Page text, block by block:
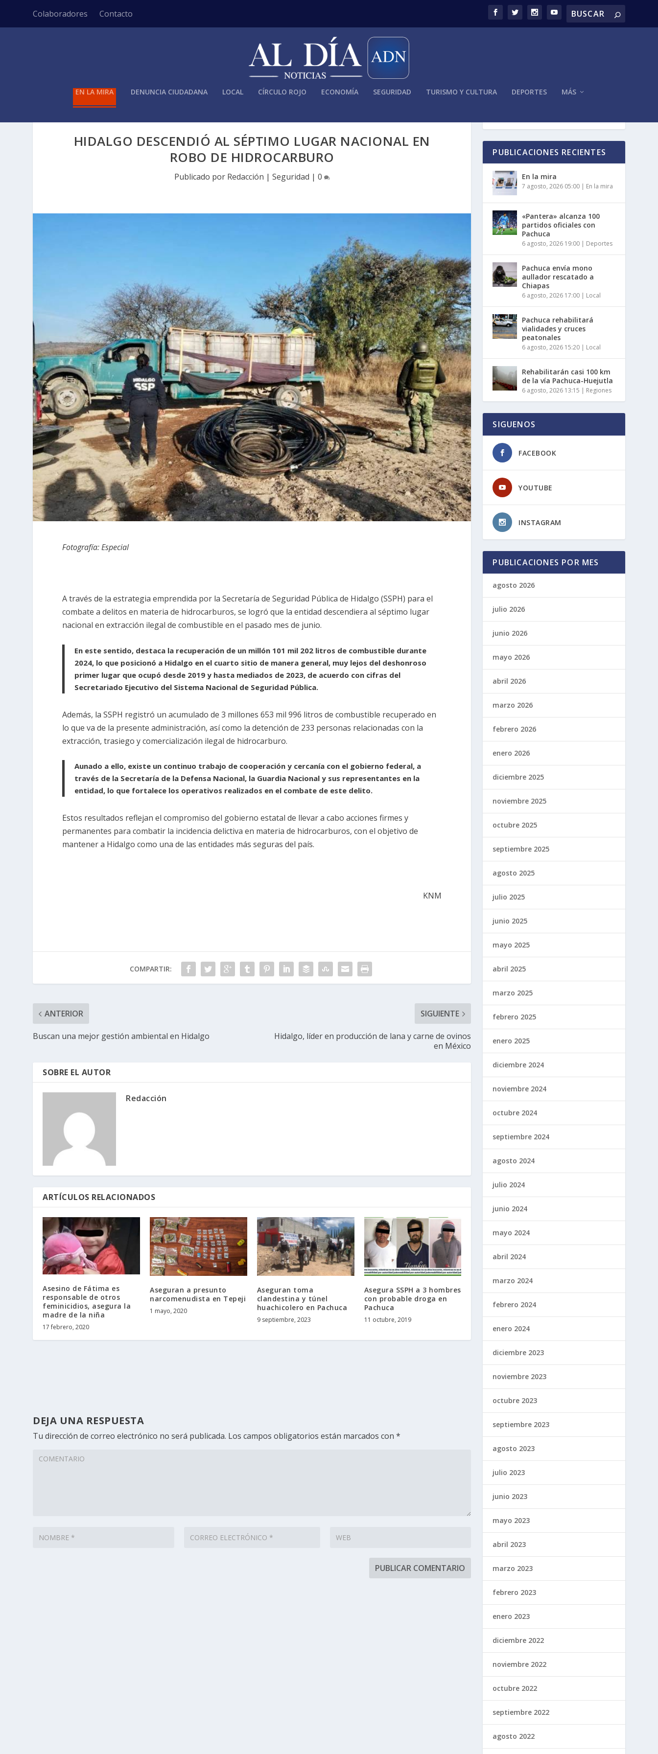
Colaboradores Contacto
EN LA MIRA DENUNCIA CIUDADANA LOCAL CÍRCULO ROJO ECONOMÍA SEGURIDAD TURISMO Y CULTURA DEPORTES MÁS
HIDALGO DESCENDIÓ AL SÉPTIMO LUGAR NACIONAL EN
ROBO DE HIDROCARBURO
Publicado por Redacción | Seguridad | 0
Fotografía: Especial
A través de la estrategia emprendida por la Secretaría de Seguridad Pública de Hidalgo (SSPH) para el
combate a delitos en materia de hidrocarburos, se logró que la entidad descendiera al séptimo lugar
nacional en extracción ilegal de combustible en el pasado mes de junio.
En este sentido, destaca la recuperación de un millón 101 mil 202 litros de combustible durante
2024, lo que posicionó a Hidalgo en el cuarto sitio de manera general, muy lejos del deshonroso
primer lugar que ocupó desde 2019 y hasta mediados de 2023, de acuerdo con cifras del
Secretariado Ejecutivo del Sistema Nacional de Seguridad Pública.
Además, la SSPH registró un acumulado de 3 millones 653 mil 996 litros de combustible recuperado en
lo que va de la presente administración, así como la detención de 233 personas relacionadas con la
extracción, trasiego y comercialización ilegal de hidrocarburo.
Aunado a ello, existe un continuo trabajo de cooperación y cercanía con el gobierno federal, a
través de la Secretaría de la Defensa Nacional, la Guardia Nacional y sus representantes en la
entidad, lo que fortalece los operativos realizados en el combate de este delito.
Estos resultados reflejan el compromiso del gobierno estatal de llevar a cabo acciones firmes y
permanentes para combatir la incidencia delictiva en materia de hidrocarburos, con el objetivo de
mantener a Hidalgo como una de las entidades más seguras del país.
KNM
COMPARTIR:
ANTERIOR
Buscan una mejor gestión ambiental en Hidalgo
SIGUIENTE
Hidalgo, líder en producción de lana y carne de ovinos
en México
SOBRE EL AUTOR
Redacción
ARTÍCULOS RELACIONADOS
Asesino de Fátima es
responsable de otros
feminicidios, asegura la
madre de la niña
17 febrero, 2020
Aseguran a presunto
narcomenudista en Tepeji
1 mayo, 2020
Aseguran toma
clandestina y túnel
huachicolero en Pachuca
9 septiembre, 2023
Asegura SSPH a 3 hombres
con probable droga en
Pachuca
11 octubre, 2019
DEJA UNA RESPUESTA
Tu dirección de correo electrónico no será publicada. Los campos obligatorios están marcados con*
PUBLICACIONES RECIENTES
En la mira
7 agosto, 2026 05:00 | En la mira
«Pantera» alcanza 100
partidos oficiales con
Pachuca
6 agosto, 2026 19:00 | Deportes
Pachuca envía mono
aullador rescatado a
Chiapas
6 agosto, 2026 17:00 | Local
Pachuca rehabilitará
vialidades y cruces
peatonales
6 agosto, 2026 15:20 | Local
Rehabilitarán casi 100 km
de la vía Pachuca-Huejutla
6 agosto, 2026 13:15 | Regiones
SIGUENOS
FACEBOOK
YOUTUBE
INSTAGRAM
PUBLICACIONES POR MES
agosto 2026
julio 2026
junio 2026
mayo 2026
abril 2026
marzo 2026
febrero 2026
enero 2026
diciembre 2025
noviembre 2025
octubre 2025
septiembre 2025
agosto 2025
julio 2025
junio 2025
mayo 2025
abril 2025
marzo 2025
febrero 2025
enero 2025
diciembre 2024
noviembre 2024
octubre 2024
septiembre 2024
agosto 2024
julio 2024
junio 2024
mayo 2024
abril 2024
marzo 2024
febrero 2024
enero 2024
diciembre 2023
noviembre 2023
octubre 2023
septiembre 2023
agosto 2023
julio 2023
junio 2023
mayo 2023
abril 2023
marzo 2023
febrero 2023
enero 2023
diciembre 2022
noviembre 2022
octubre 2022
septiembre 2022
agosto 2022